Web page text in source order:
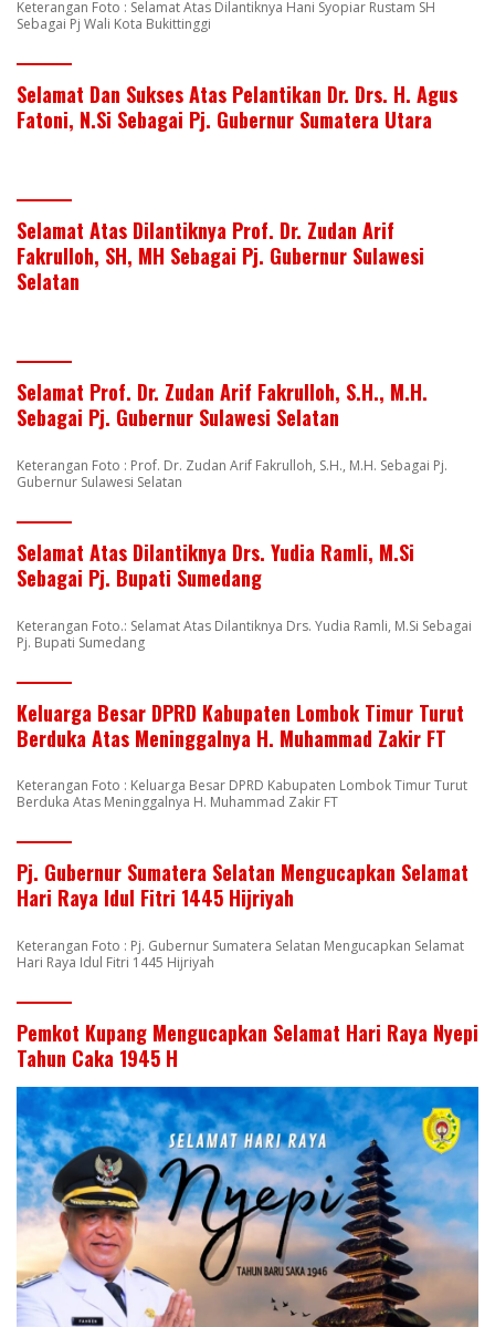
Keterangan Foto : Selamat Atas Dilantiknya Hani Syopiar Rustam SH
Sebagai Pj Wali Kota Bukittinggi
Selamat Dan Sukses Atas Pelantikan Dr. Drs. H. Agus
Fatoni, N.Si Sebagai Pj. Gubernur Sumatera Utara
Selamat Atas Dilantiknya Prof. Dr. Zudan Arif
Fakrulloh, SH, MH Sebagai Pj. Gubernur Sulawesi
Selatan
Selamat Prof. Dr. Zudan Arif Fakrulloh, S.H., M.H.
Sebagai Pj. Gubernur Sulawesi Selatan
Keterangan Foto : Prof. Dr. Zudan Arif Fakrulloh, S.H., M.H. Sebagai Pj.
Gubernur Sulawesi Selatan
Selamat Atas Dilantiknya Drs. Yudia Ramli, M.Si
Sebagai Pj. Bupati Sumedang
Keterangan Foto.: Selamat Atas Dilantiknya Drs. Yudia Ramli, M.Si Sebagai
Pj. Bupati Sumedang
Keluarga Besar DPRD Kabupaten Lombok Timur Turut
Berduka Atas Meninggalnya H. Muhammad Zakir FT
Keterangan Foto : Keluarga Besar DPRD Kabupaten Lombok Timur Turut
Berduka Atas Meninggalnya H. Muhammad Zakir FT
Pj. Gubernur Sumatera Selatan Mengucapkan Selamat
Hari Raya Idul Fitri 1445 Hijriyah
Keterangan Foto : Pj. Gubernur Sumatera Selatan Mengucapkan Selamat
Hari Raya Idul Fitri 1445 Hijriyah
Pemkot Kupang Mengucapkan Selamat Hari Raya Nyepi
Tahun Caka 1945 H